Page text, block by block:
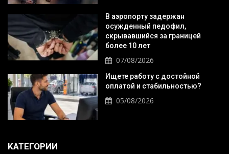
В аэропорту задержан
осужденный педофил,
скрывавшийся за границей
более 10 лет
07/08/2026
Ищете работу с достойной
оплатой и стабильностью?
05/08/2026
KАТЕГОРИИ